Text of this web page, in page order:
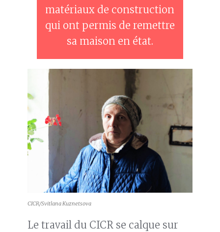
matériaux de construction
qui ont permis de remettre
sa maison en état.
CICR/Svitlana Kuznetsova
Le travail du CICR se calque sur